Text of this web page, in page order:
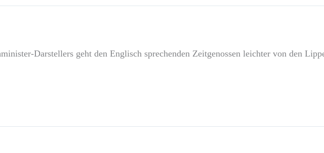
Darstellers geht den Englisch sprechenden Zeitgenossen leichter von den